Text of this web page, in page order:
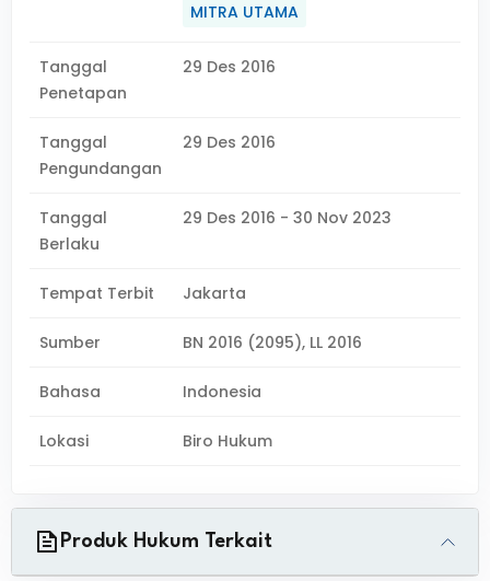
MITRA UTAMA
Tanggal
Penetapan
29 Des 2016
Tanggal
Pengundangan
29 Des 2016
Tanggal
Berlaku
29 Des 2016 - 30 Nov 2023
Tempat Terbit Jakarta
Sumber BN 2016 (2095), LL 2016
Bahasa Indonesia
Lokasi Biro Hukum
Produk Hukum Terkait